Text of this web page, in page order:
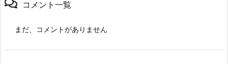
コメント一覧
まだ、コメントがありません